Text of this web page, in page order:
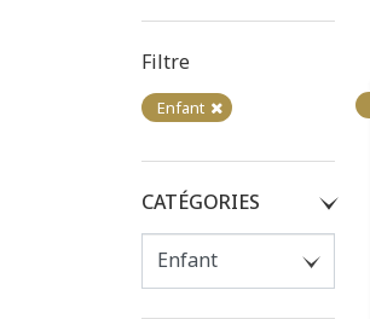
Filtre
Enfant
CATÉGORIES